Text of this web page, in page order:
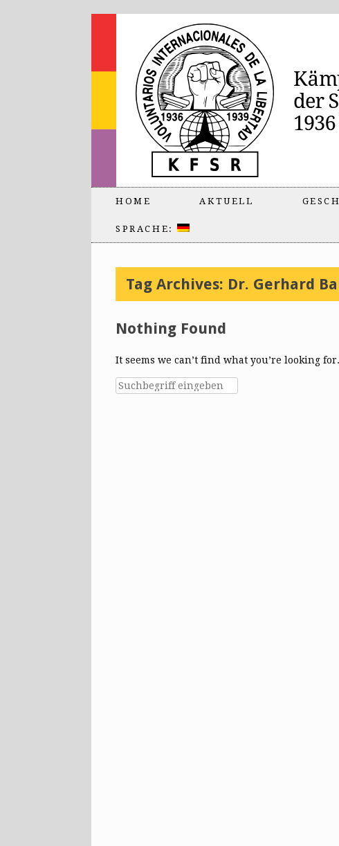
HOME AKTUELL
SPRACHE:
Tag Archives: Dr. Gerhard
Nothing Found
It seems we can’t find what you’re looking